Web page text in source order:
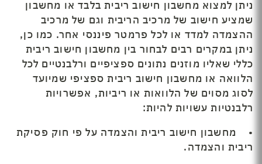
ניתן למצוא מחשבון חישוב ריבית בלבד או מחשבון
שמציע חישוב של מרכיב הריבית וגם של מרכיב
ההצמדה למדד או לכל פרמטר פיננסי אחר. כמו כן,
ניתן במקרים רבים לבחור בין מחשבון חישוב ריבית
כללי שאליו מוזנים נתונים ספציפיים ורלבנטיים לכל
הלוואה או מחשבון חישוב ריבית ספציפי שמיועד
לסוג מסוים של הלוואות או ריביות, אפשרויות
רלבנטיות עשויות להיות:
• מחשבון חישוב ריבית והצמדה על פי חוק פסיקת
ריבית והצמדה.